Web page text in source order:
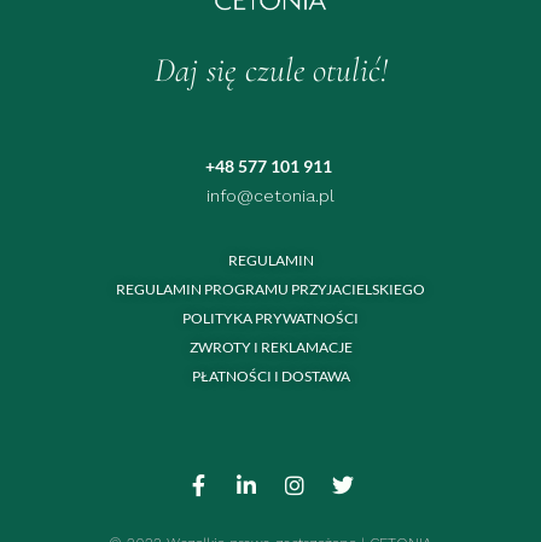
Daj się czule otulić!
+48 577 101 911
info@cetonia.pl
REGULAMIN
REGULAMIN PROGRAMU PRZYJACIELSKIEGO
POLITYKA PRYWATNOŚCI
ZWROTY I REKLAMACJE
PŁATNOŚCI I DOSTAWA